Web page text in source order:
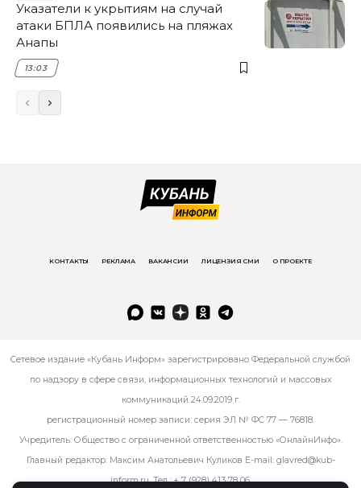
Указатели к укрытиям на случай
атаки БПЛА появились на пляжах
Анапы
13:03
КОНТАКТЫ РЕКЛАМА ВАКАНСИИ ЛИЦЕНЗИЯ СМИ О ПРОЕКТЕ
Сетевое издание «Кубань Информ» зарегистрировано Федеральной службой
по надзору в сфере связи, информационных технологий и массовых
коммуникаций 24.09.2019 г.
регистрационный номер записи: серия ЭЛ № ФС 77 — 76818.
Учредитель: Общество с ограниченной ответственностью «ОнлайнИнфо».
Главный редактор: Максим Анатольевич Куликов E-mail: glavred@kub-
inform.ru. Тел.:+ 7 (928) 413 78 06.